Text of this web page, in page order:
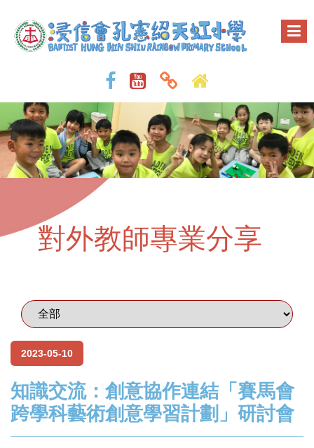
對外教師專業分享
2023-05-10
知識交流：創意協作連結「賽馬會
跨學科藝術創意學習計劃」研討會